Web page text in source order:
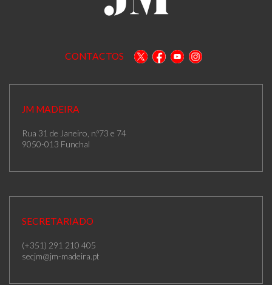
CONTACTOS
JM MADEIRA
Rua 31 de Janeiro, n.º73 e 74
9050-013 Funchal
SECRETARIADO
(+351) 291 210 405
secjm@jm-madeira.pt